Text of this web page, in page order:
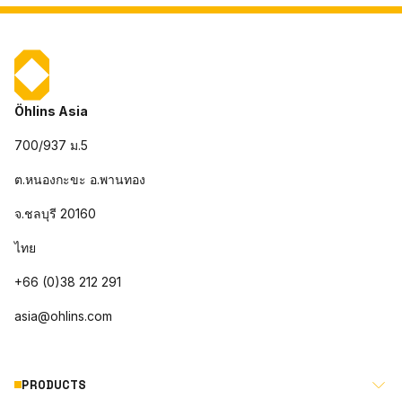
Öhlins Asia
700/937 ม.5
ต.หนองกะขะ อ.พานทอง
จ.ชลบุรี 20160
ไทย
+66 (0)38 212 291
asia@ohlins.com
PRODUCTS